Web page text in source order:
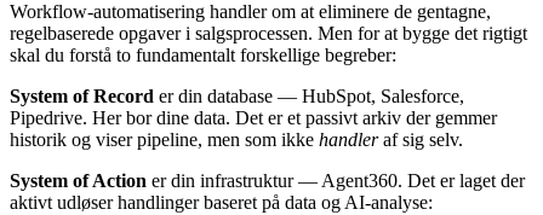
Workflow-automatisering handler om at eliminere de gentagne,
regelbaserede opgaver i salgsprocessen. Men for at bygge det rigtigt
skal du forstå to fundamentalt forskellige begreber:
System of Record er din database — HubSpot, Salesforce,
Pipedrive. Her bor dine data. Det er et passivt arkiv der gemmer
historik og viser pipeline, men som ikke handleraf sig selv.
System of Action er din infrastruktur — Agent360. Det er laget der
aktivt udløser handlinger baseret på data og AI-analyse: